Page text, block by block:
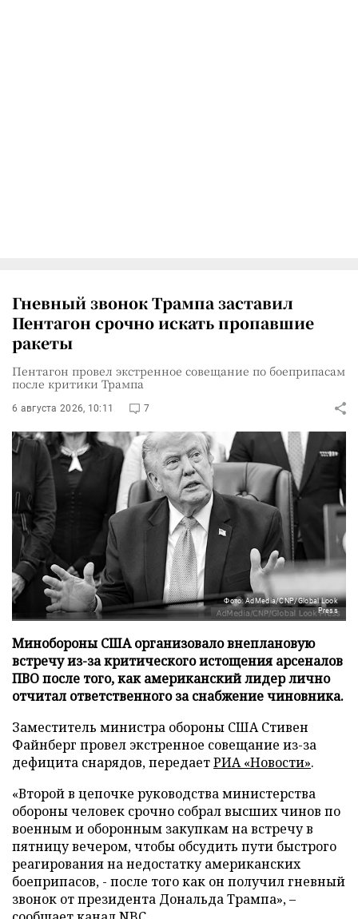
Гневный звонок Трампа заставил
Пентагон срочно искать пропавшие
ракеты
Пентагон провел экстренное совещание по боеприпасам
после критики Трампа
6 августа 2026, 10:11 7
Фото: AdMedia/CNP/Global Look
Press
Минобороны США организовало внеплановую
встречу из-за критического истощения арсеналов
ПВО после того, как американский лидер лично
отчитал ответственного за снабжение чиновника.
Заместитель министра обороны США Стивен
Файнберг провел экстренное совещание из-за
дефицита снарядов, передаетРИА «Новости».
«Второй в цепочке руководства министерства
обороны человек срочно собрал высших чинов по
военным и оборонным закупкам на встречу в
пятницу вечером, чтобы обсудить пути быстрого
реагирования на недостатку американских
боеприпасов, - после того как он получил гневный
звонок от президента Дональда Трампа», –